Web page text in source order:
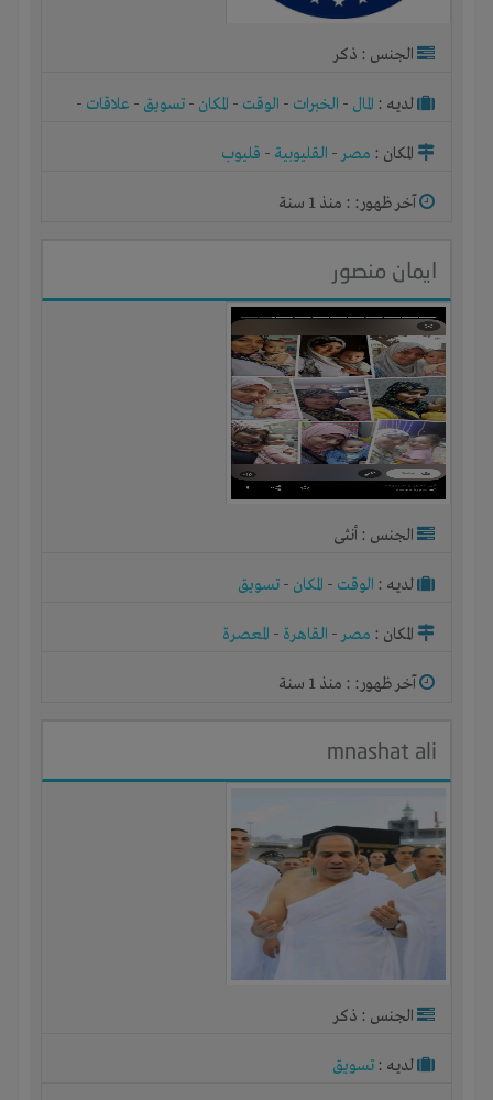
الجنس : ذكر
لديـه : المال - الخبرات - الوقت - المكان - تسويق - علاقات -
المكان : مصر- القليوبية - قليوب
آخر ظهور: : منذ 1 سنة
ايمان منصور
الجنس : أنثى
لديـه : الوقت - المكان - تسويق
المكان : مصر- القاهرة - المعصرة
آخر ظهور: : منذ 1 سنة
mnashat ali
الجنس : ذكر
لديـه : تسويق